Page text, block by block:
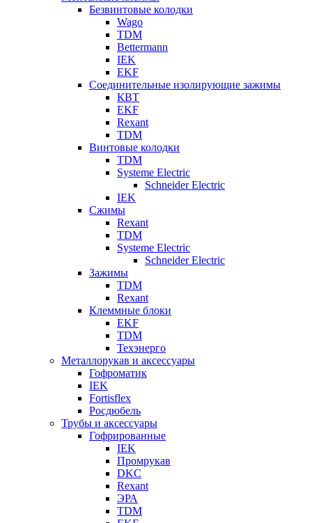
Безвинтовые колодки
Wago
TDM
Bettermann
IEK
EKF
Соединительные изолирующие зажимы
КВТ
EKF
Rexant
TDM
Винтовые колодки
TDM
Systeme Electric
Schneider Electric
IEK
Сжимы
Rexant
TDM
Systeme Electric
Schneider Electric
Зажимы
TDM
Rexant
Клеммные блоки
EKF
TDM
Техэнерго
Металлорукав и аксессуары
Гофроматик
IEK
Fortisflex
Росдюбель
Трубы и аксессуары
Гофрированные
IEK
Промрукав
DKC
Rexant
ЭРА
TDM